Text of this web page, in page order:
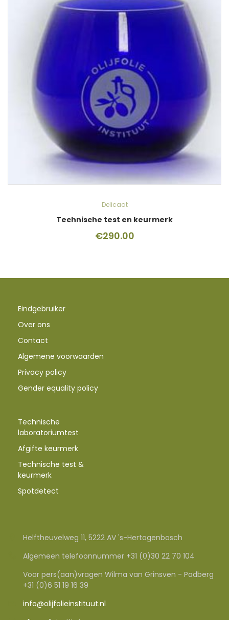
Delicaat
Technische test en keurmerk
€290.00
Eindgebruiker
Over ons
Contact
Algemene voorwaarden
Privacy policy
Gender equality policy
Technische
laboratoriumtest
Afgifte keurmerk
Technische test &
keurmerk
Spotdetect
Helftheuvelweg 11, 5222 AV 's-Hertogenbosch
Algemeen telefoonnummer +31 (0)30 22 70 104
Voor pers(aan)vragen Wilma van Grinsven - Padberg
+31 (0)6 51 19 16 39
info@olijfolieinstituut.nl